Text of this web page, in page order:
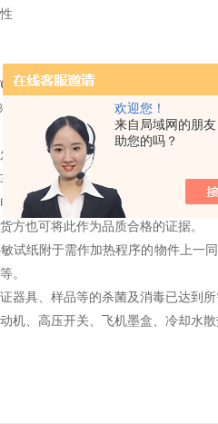
欢迎您！
来自局域网的朋
助您的吗？
程
电机，电动机，变压器上，如发觉
轮、轴箱、路轨上，定时检查是否超
子组件，印刷电路板等如于运输中
方也可将此作为品质合格的证据。
试纸附于需作加热程序的物件上一
。
器具、样品等的杀菌及消毒已达到所
机、高压开关、飞机墨盒、冷却水